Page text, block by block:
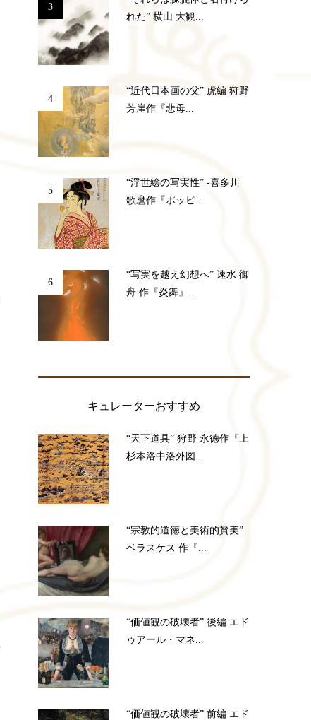
3
れた” 横山 大観...
4
“近代日本画の父” 虎編 狩野
芳崖作『悲母...
5
“浮世絵の写実性” -喜多川
歌麿作『ポッピ...
6
“写実を越え幻想へ” 速水 御
舟 作『炎舞』...
キュレーターおすすめ
“天下道具” 狩野 永徳作『上
杉本洛中洛外図...
“宗教的道徳と美術的賛美”
ベラスケス 作『...
“価値観の破壊者” 後編 エド
ゥアール・マネ...
“価値観の破壊者” 前編 エド